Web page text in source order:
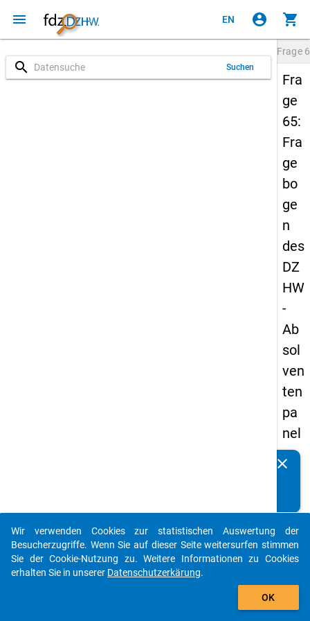
menu EN account_circle shopping_cart
search Suchen
Frage
Fra
ge
65:
Fra
ge
bo
ge
n
des
DZ
HW
-
Ab
sol
ven
ten
pa
nel
s
-
zw
eit
clear
auto_stories
add_shopping_cart
Wir verwenden Cookies zur statistischen Auswertung der
Besucherzugriffe. Wenn Sie auf dieser Seite weitersurfen stimmen
Sie der Cookie-Nutzung zu. Weitere Informationen zu Cookies
erhalten Sie in unserer Datenschutzerkärung.
OK